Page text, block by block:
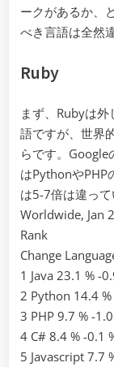
ークがあるか、
べき言語は全然
Ruby
まず、Rubyは
語ですが、世界
らです。Google
はPythonやPHP
は5-7倍は違って
Worldwide, Jan
Rank
Change
1 Java 23.1 % -
2 Python 14.4
3 PHP 9.7 % -
4 C# 8.4 % -0.1
5 Javascript 7.7